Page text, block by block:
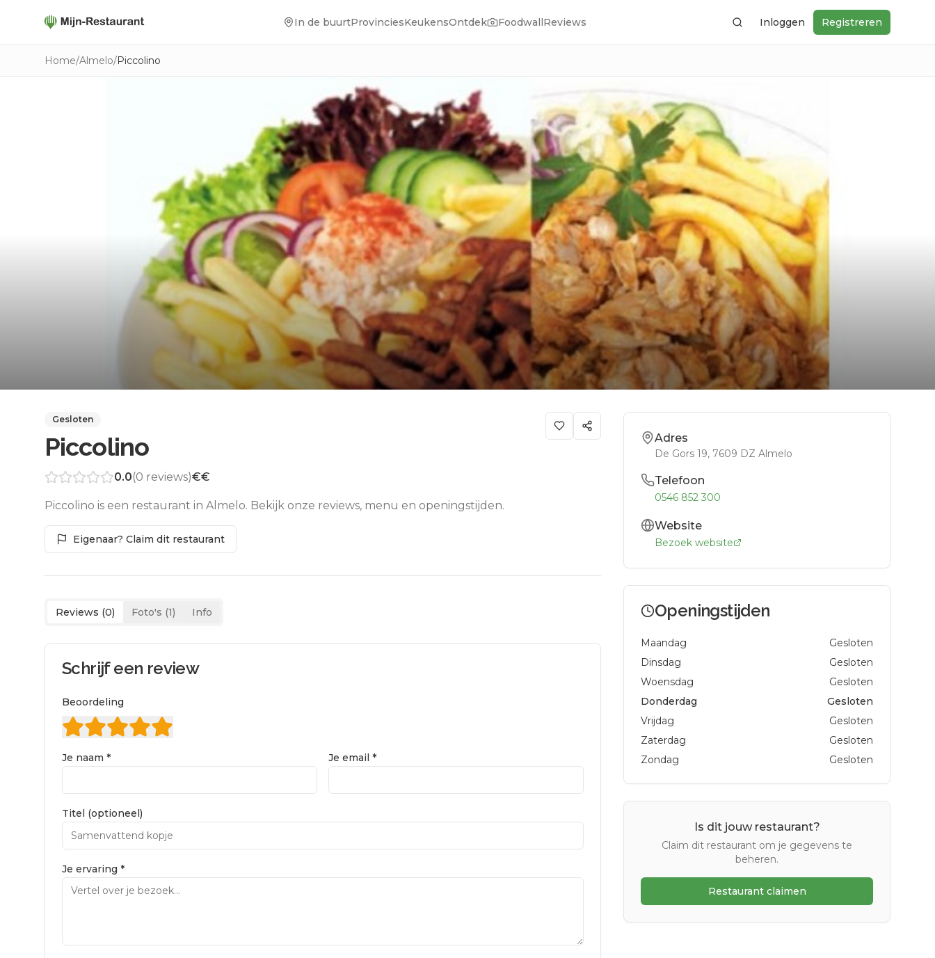
In de buurtProvinciesKeukensOntdek FoodwallReviews ZoekenInloggen Registreren
Home/Almelo/Piccolino
Gesloten
Piccolino
0.0(0 reviews)€€
Piccolino is een restaurant in Almelo. Bekijk onze reviews, menu en openingstijden.
Eigenaar? Claim dit restaurant
Reviews (0) Foto's (1) Info
Schrijf een review
Beoordeling
Je naam * Je email *
Titel (optioneel)
Je ervaring *
Adres
De Gors 19, 7609 DZ Almelo
Telefoon
0546 852 300
Website
Bezoek website
Openingstijden
Maandag
Gesloten
Dinsdag
Gesloten
Woensdag
Gesloten
Donderdag
Gesloten
Vrijdag
Gesloten
Zaterdag
Gesloten
Zondag
Gesloten
Is dit jouw restaurant?
Claim dit restaurant om je gegevens te
beheren.
Restaurant claimen